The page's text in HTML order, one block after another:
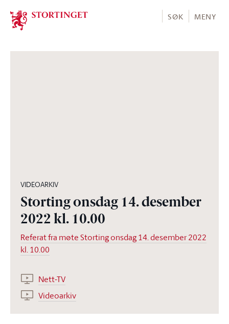
Stortinget.no
SØK MENY
VIDEOARKIV
Storting onsdag 14. desember
2022 kl. 10.00
Referat fra møte Storting onsdag 14. desember 2022
kl. 10.00
Nett-TV
Videoarkiv